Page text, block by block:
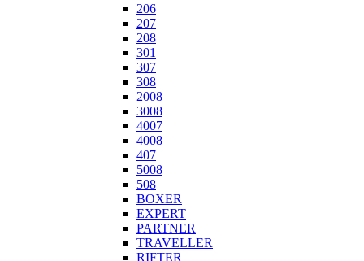
206
207
208
301
307
308
2008
3008
4007
4008
407
5008
508
BOXER
EXPERT
PARTNER
TRAVELLER
RIFTER